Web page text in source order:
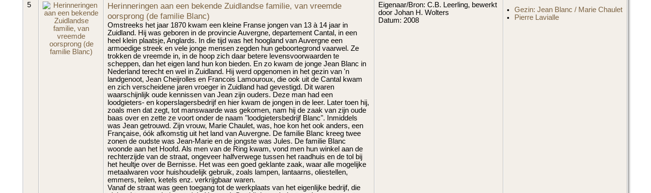
5
Herinneringen aan een bekende Zuidlandse familie, van vreemde
oorsprong (de familie Blanc)
Omstreeks het jaar 1870 kwam een kleine Franse jongen van 13 à 14 jaar in
Zuidland. Hij was geboren in de provincie Auvergne, departement Cantal, in een
heel klein plaatsje, Anglards. In die tijd was het hoogland van Auvergne een
armoedige streek en vele jonge mensen zegden hun geboortegrond vaarwel. Ze
trokken de vreemde in, in de hoop zich daar betere levensvoorwaarden te
scheppen, dan het eigen land hun kon bieden. En zo kwam de jonge Jean Blanc in
Nederland terecht en wel in Zuidland. Hij werd opgenomen in het gezin van 'n
landgenoot, Jean Cheijrolles en Francois Lamouroux, die ook uit de Cantal kwam
en zich verscheidene jaren vroeger in Zuidland had gevestigd. Dit waren
waarschijnlijk oude kennissen van Jean zijn ouders. Deze man had een
loodgieters- en koperslagersbedrijf en hier kwam de jongen in de leer. Later toen hij,
zoals men dat zegt, tot manswaarde was gekomen, nam hij de zaak van zijn oude
baas over en zette ze voort onder de naam "loodgietersbedrijf Blanc". Inmiddels
was Jean getrouwd. Zijn vrouw, Marie Chaulet, was, hoe kon het ook anders, een
Française, óók afkomstig uit het land van Auvergne. De familie Blanc kreeg twee
zonen de oudste was Jean-Marie en de jongste was Jules. De familie Blanc
woonde aan het Hoofd. Als men van de Ring kwam, vond men hun winkel aan de
rechterzijde van de straat, ongeveer halfverwege tussen het raadhuis en de tol bij
het heultje over de Bernisse. Het was een goed geklante zaak, waar alle mogelijke
metaalwaren voor huishoudelijk gebruik, zoals lampen, lantaarns, oliestellen,
emmers, teilen, ketels enz. verkrijgbaar waren.
Vanaf de straat was geen toegang tot de werkplaats van het eigenlijke bedrijf, die
Eigenaar/Bron: C.B. Leerling, bewerkt
door Johan H. Wolters
Datum: 2008
Gezin: Jean Blanc / Marie Chaulet
Pierre Lavialle